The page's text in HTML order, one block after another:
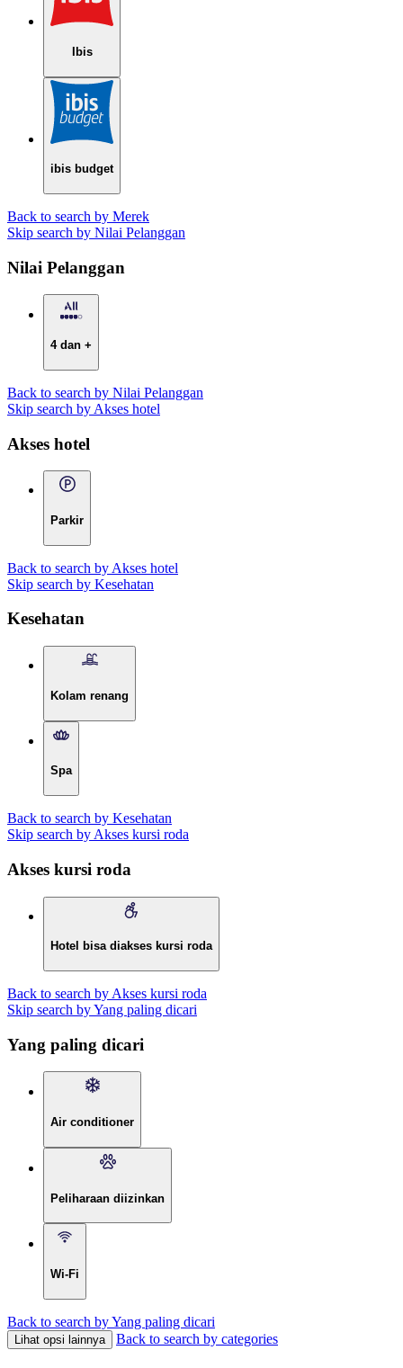
Ibis
ibis budget
Back to search by Merek
Skip search by Nilai Pelanggan
Nilai Pelanggan
4 dan +
Back to search by Nilai Pelanggan
Skip search by Akses hotel
Akses hotel
Parkir
Back to search by Akses hotel
Skip search by Kesehatan
Kesehatan
Kolam renang
Spa
Back to search by Kesehatan
Skip search by Akses kursi roda
Akses kursi roda
Hotel bisa diakses kursi roda
Back to search by Akses kursi roda
Skip search by Yang paling dicari
Yang paling dicari
Air conditioner
Peliharaan diizinkan
Wi-Fi
Back to search by Yang paling dicari
Lihat opsi lainnya Back to search by categories